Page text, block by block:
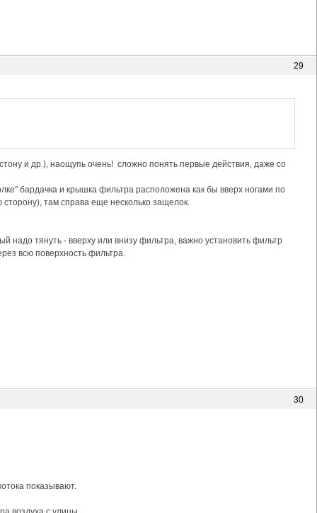
29
и др.), наощупь очень! сложно понять первые действия, даже со
бардачка и крышка фильтра расположена как бы вверх ногами по
сторону), там справа еще несколько защелок.
надо тянуть - вверху или внизу фильтра, важно установить фильтр
всю поверхность фильтра.
30
показывают.